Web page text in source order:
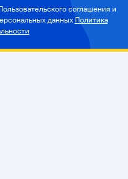
соглашения и
данных Политика